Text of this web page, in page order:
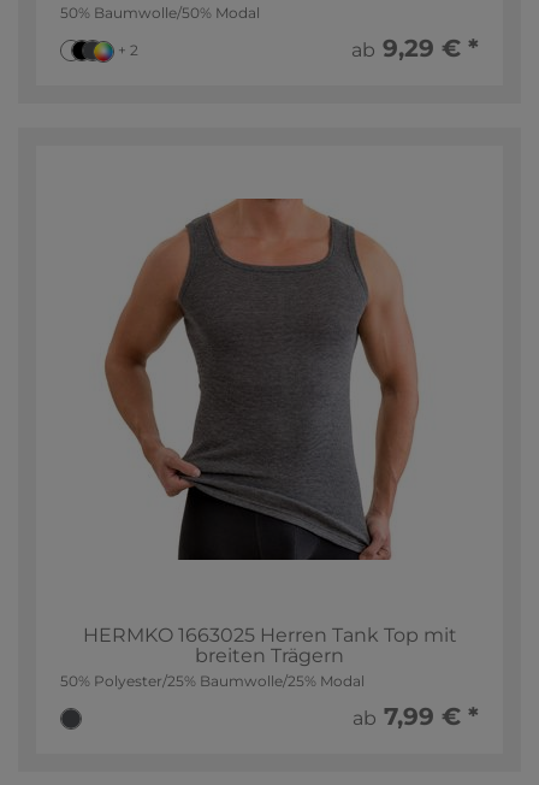
50% Baumwolle/50% Modal
+ 2 ab 9,29 € *
HERMKO 1663025 Herren Tank Top mit
breiten Trägern
50% Polyester/25% Baumwolle/25% Modal
ab 7,99 € *